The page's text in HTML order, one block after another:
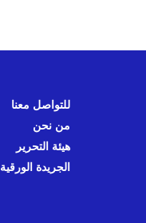
للتواصل معنا
من نحن
هيئة التحرير
الجريدة الورقية